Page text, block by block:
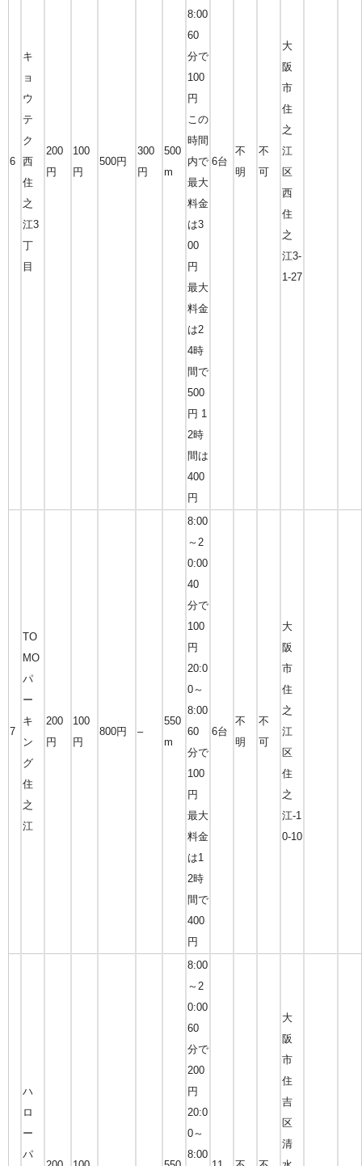
6
キ
ョ
ウ
テ
ク
西
住
之
江3
丁
目
200
円
100
円
500円
300
円
500
m
8:00
60
分で
100
円
この
時間
内で
最大
料金
は3
00
円
最大
料金
は2
4時
間で
500
円 1
2時
間は
400
円
6台
不
明
不
可
大
阪
市
住
之
江
区
西
住
之
江3-
1-27
7
TO
MO
パ
ー
キ
ン
グ
住
之
江
200
円
100
円
800円 –
550
m
8:00
～2
0:00
40
分で
100
円
20:0
0～
8:00
60
分で
100
円
最大
料金
は1
2時
間で
400
円
6台
不
明
不
可
大
阪
市
住
之
江
区
住
之
江-1
0-10
ハ
ロ
ー
パ
8:00
～2
0:00
60
分で
200
円
20:0
0～
8:00
大
阪
市
住
吉
区
清